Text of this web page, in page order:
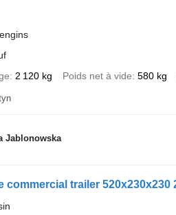
2 120 kg Poids net à vide 580 kg
Jablonowska
commercial trailer 520x230x230